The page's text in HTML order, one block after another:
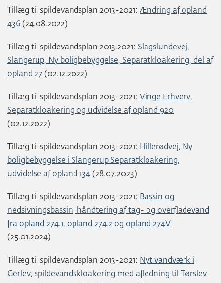
Tillæg til spildevandsplan 2013-2021: Ændring af opland
436 (24.08.2022)
Tillæg til spildevandsplan 2013.2021: Slagslundevej,
Slangerup, Ny boligbebyggelse, Separatkloakering, del af
opland 27 (02.12.2022)
Tillæg til spildevandsplan 2013-2021: Vinge Erhverv,
Separatkloakering og udvidelse af opland 920
(02.12.2022)
Tillæg til spildevandsplan 2013-2021: Hillerødvej, Ny
boligbebyggelse i Slangerup Separatkloakering,
udvidelse af opland 134 (28.07.2023)
Tillæg til spildevandsplan 2013-2021: Bassin og
nedsivningsbassin, håndtering af tag- og overfladevand
fra opland 274.1, opland 274.2 og opland 274V
(25.01.2024)
Tillæg til spildevandsplan 2013-2021: Nyt vandværk i
Gerlev, spildevandskloakering med afledning til Tørslev